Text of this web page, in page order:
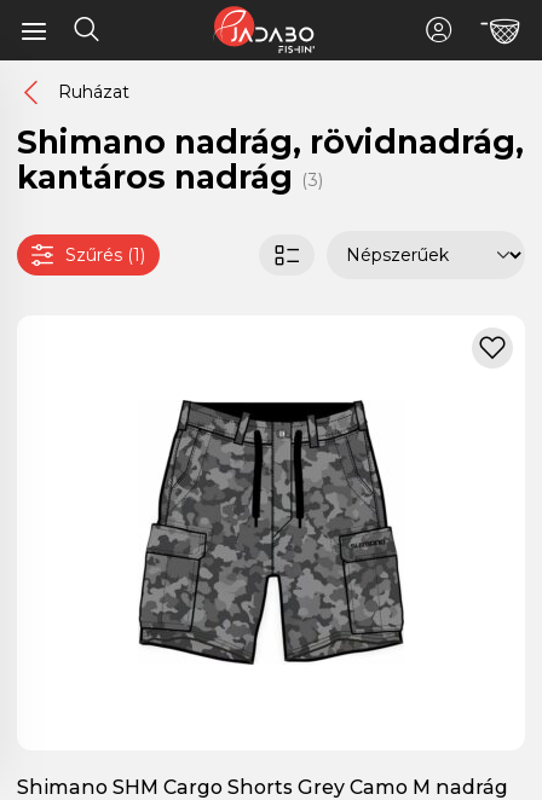
Ruházat
Shimano nadrág, rövidnadrág,
kantáros nadrág
(3)
Szűrés (1)
Shimano SHM Cargo Shorts Grey Camo M nadrág